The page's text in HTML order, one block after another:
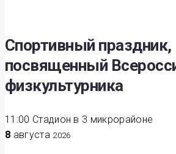
Спортивный праздник,
посвященный
физкультурника
11:00 Стадион в 3 микрорайоне
8 августа 2026